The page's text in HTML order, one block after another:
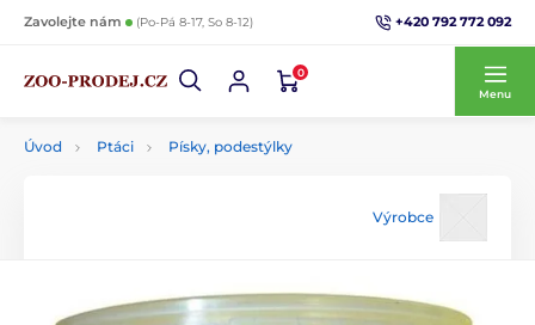
Zavolejte nám (Po-Pá 8-17, So 8-12) +420 792 772 092
0
Menu
Úvod Ptáci Písky, podestýlky
Výrobce